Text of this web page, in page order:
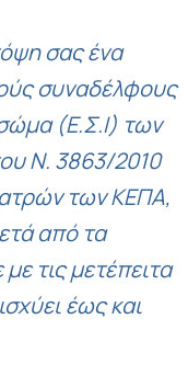
σας ένα
συναδέλφους
(Ε.Σ.Ι) των
Ν. 3863/2010
των ΚΕΠΑ,
από τα
τις μετέπειτα
έως και